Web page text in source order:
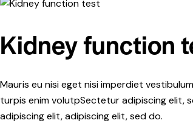
Kidney function
Mauris eu nisi eget nisi imperdiet
turpis enim volutpSectetur adipiscing elit,
adipiscing elit, adipiscing elit, sed do.